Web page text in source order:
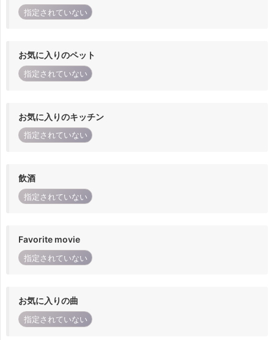
指定されていない
お気に入りのペット
指定されていない
お気に入りのキッチン
指定されていない
飲酒
指定されていない
Favorite movie
指定されていない
お気に入りの曲
指定されていない